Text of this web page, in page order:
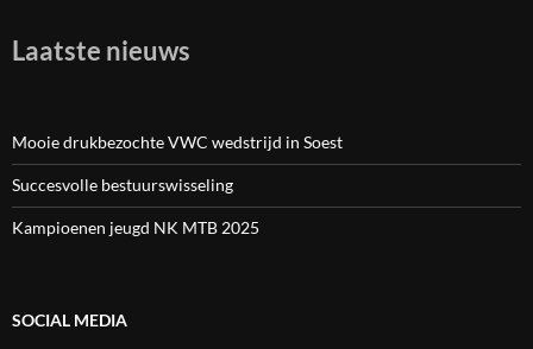
Laatste nieuws
Mooie drukbezochte VWC wedstrijd in Soest
Succesvolle bestuurswisseling
Kampioenen jeugd NK MTB 2025
SOCIAL MEDIA